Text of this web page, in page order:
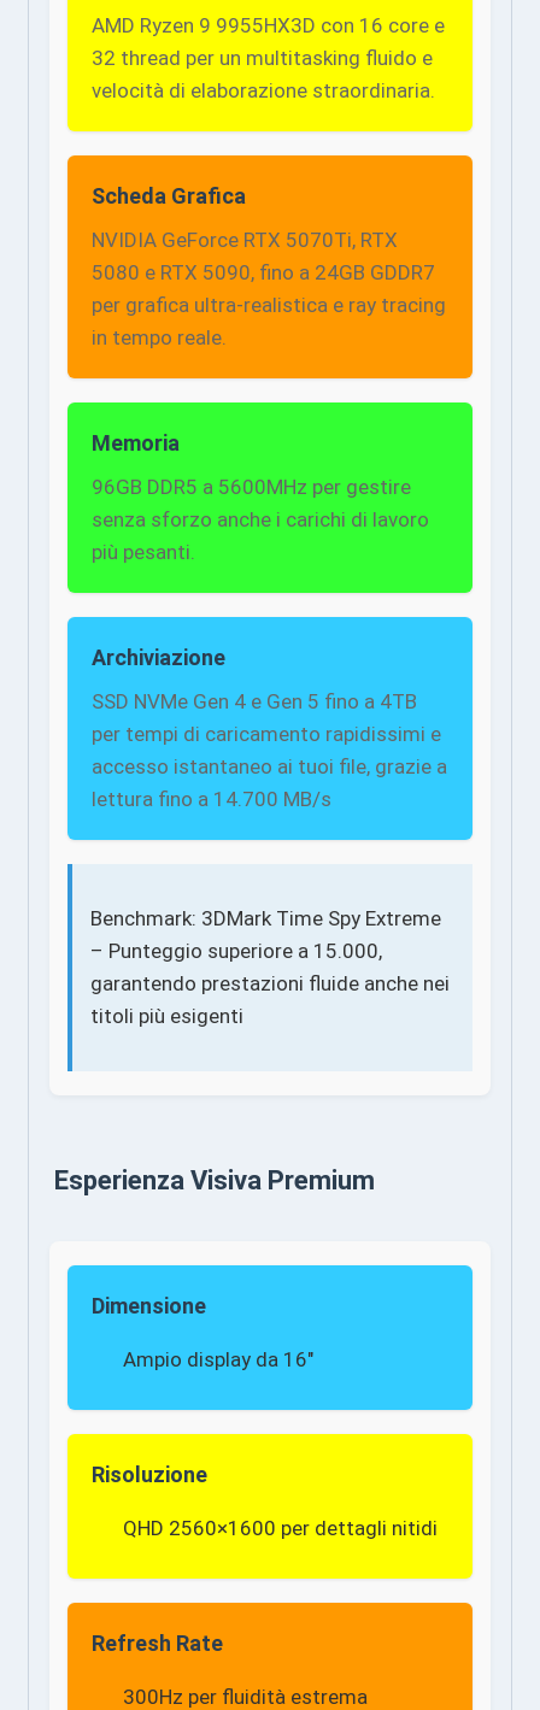
AMD Ryzen 9 9955HX3D con 16 core e
32 thread per un multitasking fluido e
velocità di elaborazione straordinaria.
Scheda Grafica
NVIDIA GeForce RTX 5070Ti, RTX
5080 e RTX 5090, fino a 24GB GDDR7
per grafica ultra-realistica e ray tracing
in tempo reale.
Memoria
96GB DDR5 a 5600MHz per gestire
senza sforzo anche i carichi di lavoro
più pesanti.
Archiviazione
SSD NVMe Gen 4 e Gen 5 fino a 4TB
per tempi di caricamento rapidissimi e
accesso istantaneo ai tuoi file, grazie a
lettura fino a 14.700 MB/s
Benchmark: 3DMark Time Spy Extreme
– Punteggio superiore a 15.000,
garantendo prestazioni fluide anche nei
titoli più esigenti
Esperienza Visiva Premium
Dimensione
Ampio display da 16″
Risoluzione
QHD 2560×1600 per dettagli nitidi
Refresh Rate
300Hz per fluidità estrema